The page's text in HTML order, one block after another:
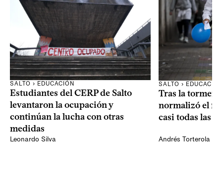
SALTO › EDUCACIÓN
Estudiantes del CERP de Salto
levantaron la ocupación y
continúan la lucha con otras
medidas
Leonardo Silva
SALTO ›
Tras la
normalizó el
casi todas las
Andrés Torterola